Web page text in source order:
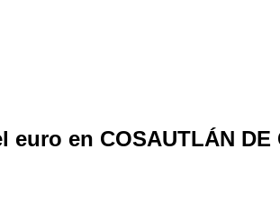
en COSAUTLÁN DE